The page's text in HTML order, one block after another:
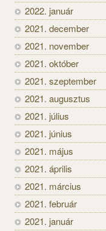
2022. január
2021. december
2021. november
2021. október
2021. szeptember
2021. augusztus
2021. július
2021. június
2021. május
2021. április
2021. március
2021. február
2021. január